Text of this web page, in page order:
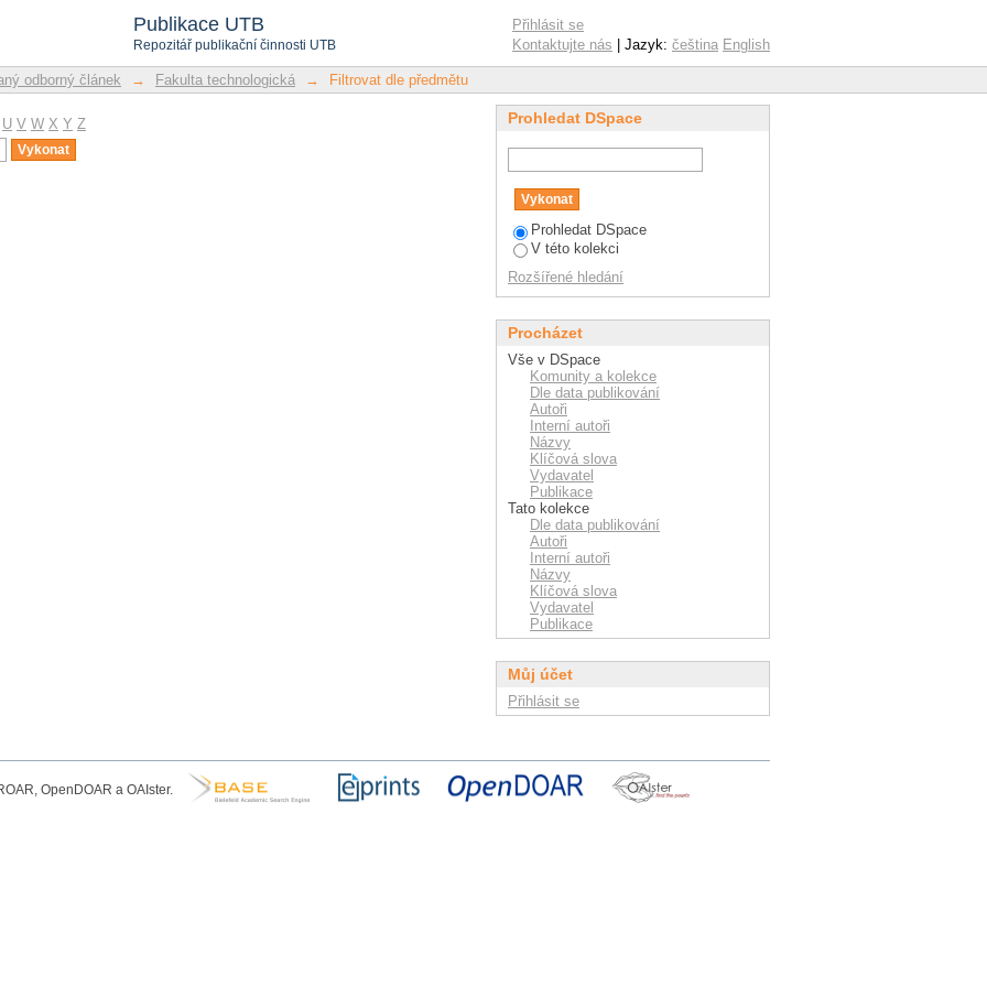
Publikace UTB
Repozitář publikační činnosti UTB
Přihlásit se
Kontaktujte nás | Jazyk: čeština English
odborný článek → Fakulta technologická → Filtrovat dle předmětu
U V W X Y Z
Prohledat DSpace
Prohledat DSpace
V této kolekci
Rozšířené hledání
Procházet
Vše v DSpace
Komunity a kolekce
Dle data publikování
Autoři
Interní autoři
Názvy
Klíčová slova
Vydavatel
Publikace
Tato kolekce
Dle data publikování
Autoři
Interní autoři
Názvy
Klíčová slova
Vydavatel
Publikace
Můj účet
Přihlásit se
OpenDOAR a OAIster.